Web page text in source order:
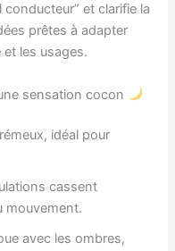
et clarifie la
prêtes à adapter
et les usages.
sensation cocon
idéal pour
cassent
mouvement.
avec les ombres,